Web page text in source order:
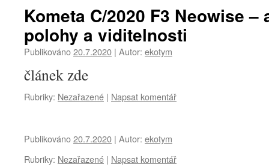
Kometa C/2020 F3 Neowise –
polohy a viditelnosti
Publikováno20.7.2020 | Autor: ekotym
článek zde
Rubriky: Nezařazené | Napsat komentář
Publikováno20.7.2020 | Autor: ekotym
Rubriky: Nezařazené | Napsat komentář